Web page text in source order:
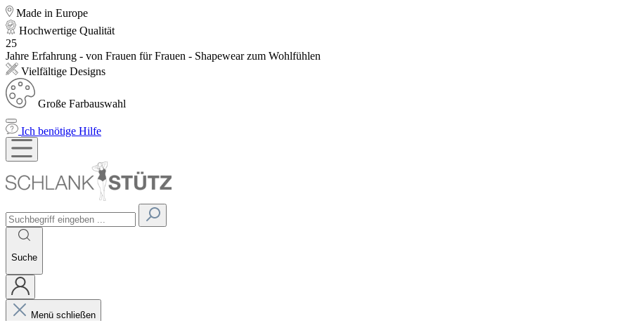
Made in Europe
Hochwertige Qualität
25
Jahre Erfahrung - von Frauen für Frauen - Shapewear zum Wohlfühlen
Vielfältige Designs
Große Farbauswahl
Ich benötige Hilfe
Suche
Menü schließen